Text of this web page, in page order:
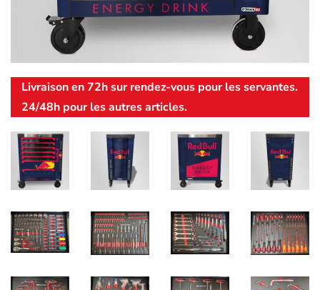
Livraison en 72h sur rendez-vous pour les servantes.
24/48h pour les autres articles.